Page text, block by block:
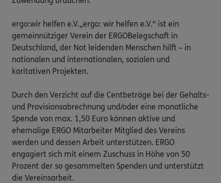
ergo:wir helfen e.V.„ergo: wir helfen e.V.“ ist ein
gemeinnütziger Verein der ERGOBelegschaft in
Deutschland, der Not leidenden Menschen hilft – in
nationalen und internationalen, sozialen und
karitativen Projekten.
Durch den Verzicht auf die Centbeträge bei der Gehalts-
und Provisionsabrechnung und/oder eine monatliche
Spende von max. 1,50 Euro können aktive und
ehemalige ERGO Mitarbeiter Mitglied des Vereins
werden und dessen Arbeit unterstützen. ERGO
engagiert sich mit einem Zuschuss in Höhe von 50
Prozent der so gesammelten Spenden und unterstützt
die Vereinsarbeit.